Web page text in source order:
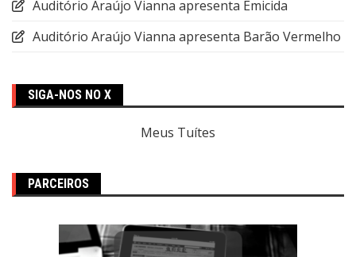
Auditório Araújo Vianna apresenta Emicida
Auditório Araújo Vianna apresenta Barão Vermelho
SIGA-NOS NO X
Meus Tuítes
PARCEIROS